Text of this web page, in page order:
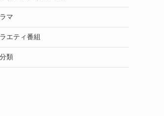
マ
エティ番組
類